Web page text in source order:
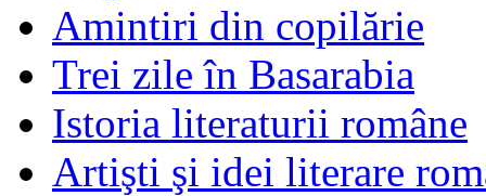
Amintiri din copilărie
Trei zile în Basarabia
Istoria literaturii române
Artişti şi idei literare